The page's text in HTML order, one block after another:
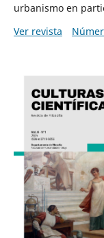
urbanismo en
Ver revista